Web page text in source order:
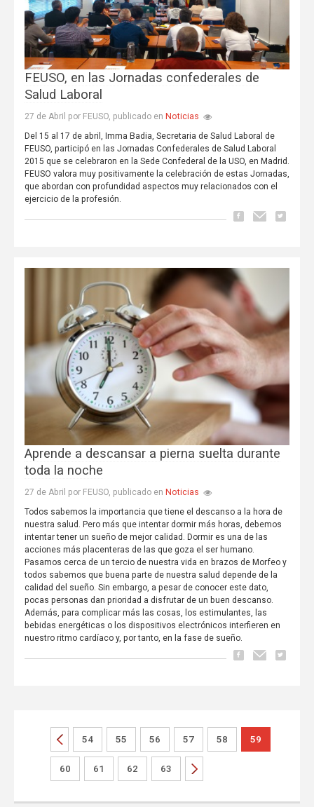
FEUSO, en las Jornadas confederales de
Salud Laboral
27 de Abril por FEUSO, publicado en Noticias
Del 15 al 17 de abril, Imma Badia, Secretaria de Salud Laboral de
FEUSO, participó en las Jornadas Confederales de Salud Laboral
2015 que se celebraron en la Sede Confederal de la USO, en Madrid.
FEUSO valora muy positivamente la celebración de estas Jornadas,
que abordan con profundidad aspectos muy relacionados con el
ejercicio de la profesión.
Aprende a descansar a pierna suelta durante
toda la noche
27 de Abril por FEUSO, publicado en Noticias
Todos sabemos la importancia que tiene el descanso a la hora de
nuestra salud. Pero más que intentar dormir más horas, debemos
intentar tener un sueño de mejor calidad. Dormir es una de las
acciones más placenteras de las que goza el ser humano.
Pasamos cerca de un tercio de nuestra vida en brazos de Morfeo y
todos sabemos que buena parte de nuestra salud depende de la
calidad del sueño. Sin embargo, a pesar de conocer este dato,
pocas personas dan prioridad a disfrutar de un buen descanso.
Además, para complicar más las cosas, los estimulantes, las
bebidas energéticas o los dispositivos electrónicos interfieren en
nuestro ritmo cardíaco y, por tanto, en la fase de sueño.
54 55 56 57 58 59
60 61 62 63